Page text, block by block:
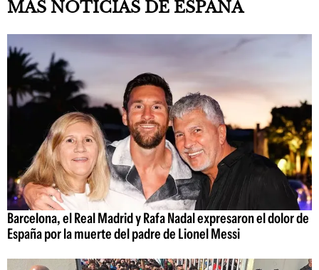
MÁS NOTICIAS DE ESPAÑA
Barcelona, el Real Madrid y Rafa Nadal expresaron el dolor de
España por la muerte del padre de Lionel Messi